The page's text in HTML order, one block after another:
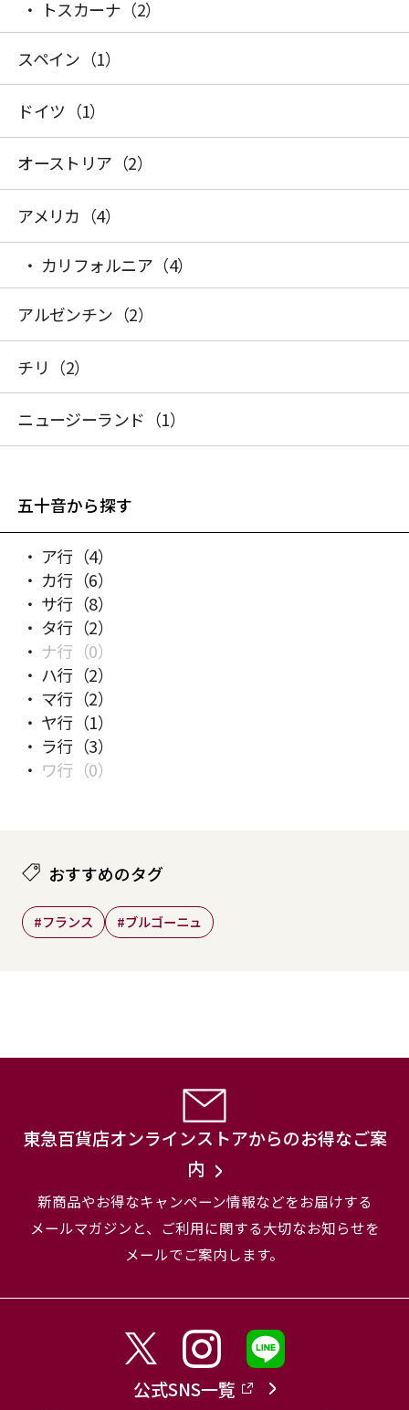
トスカーナ （2）
スペイン （1）
ドイツ （1）
オーストリア （2）
アメリカ （4）
カリフォルニア （4）
アルゼンチン （2）
チリ （2）
ニュージーランド （1）
五十音から探す
ア行 （4）
カ行 （6）
サ行 （8）
タ行 （2）
ナ行 （0）
ハ行 （2）
マ行 （2）
ヤ行 （1）
ラ行 （3）
ワ行 （0）
おすすめのタグ
#フランス #ブルゴーニュ
東急百貨店オンラインストアからのお得なご案
内
新商品やお得なキャンペーン情報などをお届けする
メールマガジンと、
ご利用に関する大切なお知らせを
メールでご案内します。
公式SNS一覧